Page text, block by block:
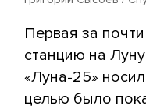
Первая за
станцию на
«Луна-25»
целью было